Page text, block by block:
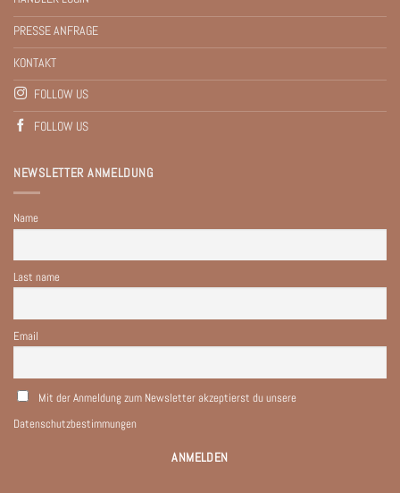
PRESSE ANFRAGE
KONTAKT
FOLLOW US
FOLLOW US
NEWSLETTER ANMELDUNG
Name
Last name
Email
Mit der Anmeldung zum Newsletter akzeptierst du unsere
Datenschutzbestimmungen